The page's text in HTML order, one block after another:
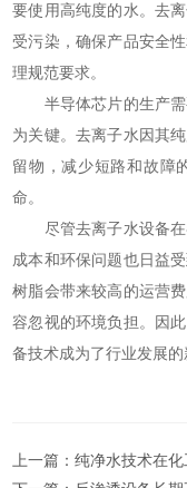
要使用高纯度的水。去
受污染，确保产品安全
理规范要求。
半导体芯片的生产需
为关键。去离子水因其
留物，减少短路和故障
命。
尽管去离子水设备在
成本和环保问题也日益
树脂会带来较高的运营
容忽视的环境负担。因
备技术成为了行业发展的
上一篇：纯净水技术在